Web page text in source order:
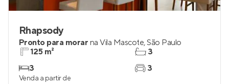
Rhapsody
Pronto para morar na Vila Mascote,São Paulo
125 m²
3
3
3
Venda a partir de